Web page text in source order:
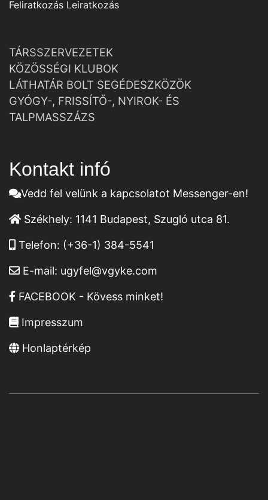
Feliratkozás Leiratkozás
TÁRSSZERVEZETEK
KÖZÖSSÉGI KLUBOK
LÁTHATÁR BOLT SEGÉDESZKÖZÖK
GYÓGY-, FRISSÍTŐ-, NYIROK- ÉS
TALPMASSZÁZS
Kontakt infó
Vedd fel velünk a kapcsolatot Messenger-en!
Székhely: 1141 Budapest, Szugló utca 81.
Telefon: (+36-1) 384-5541
E-mail: ugyfel@vgyke.com
FACEBOOK - Kövess minket!
Impresszum
Honlaptérkép